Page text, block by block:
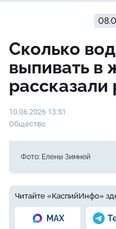
Сколько
выпивать в
рассказали
10.06.2026 13:51
Общество
Фото: Елены Зимней
Читайте «КаспийИнфо»
MAX